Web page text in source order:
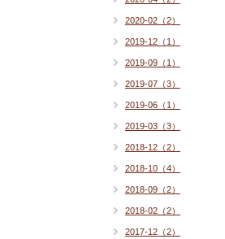
2020-02（2）
2019-12（1）
2019-09（1）
2019-07（3）
2019-06（1）
2019-03（3）
2018-12（2）
2018-10（4）
2018-09（2）
2018-02（2）
2017-12（2）